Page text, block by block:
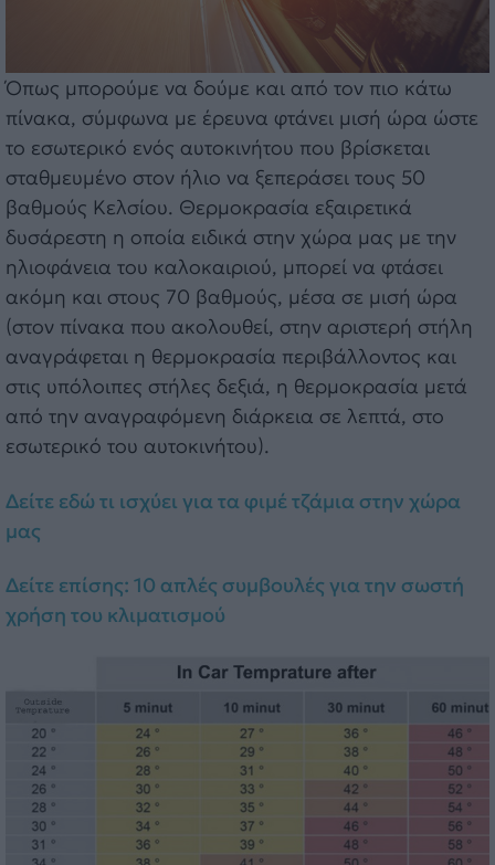
Όπως μπορούμε να δούμε και από τον πιο κάτω
πίνακα, σύμφωνα με έρευνα φτάνει μισή ώρα ώστε
το εσωτερικό ενός αυτοκινήτου που βρίσκεται
σταθμευμένο στον ήλιο να ξεπεράσει τους 50
βαθμούς Κελσίου. Θερμοκρασία εξαιρετικά
δυσάρεστη η οποία ειδικά στην χώρα μας με την
ηλιοφάνεια του καλοκαιριού, μπορεί να φτάσει
ακόμη και στους 70 βαθμούς, μέσα σε μισή ώρα
(στον πίνακα που ακολουθεί, στην αριστερή στήλη
αναγράφεται η θερμοκρασία περιβάλλοντος και
στις υπόλοιπες στήλες δεξιά, η θερμοκρασία μετά
από την αναγραφόμενη διάρκεια σε λεπτά, στο
εσωτερικό του αυτοκινήτου).
Δείτε εδώ τι ισχύει για τα φιμέ τζάμια στην χώρα
μας
Δείτε επίσης: 10 απλές συμβουλές για την σωστή
χρήση του κλιματισμού